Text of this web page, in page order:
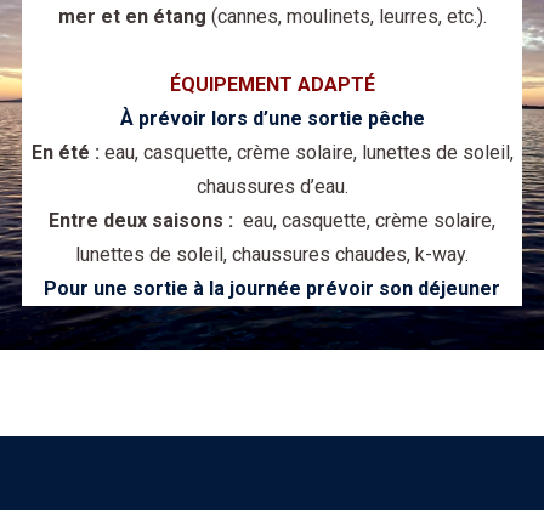
mer et en étang (cannes, moulinets, leurres, etc.).
ÉQUIPEMENT ADAPTÉ
À prévoir lors d’une sortie pêche
En été : eau, casquette, crème solaire, lunettes de soleil,
chaussures d’eau.
Entre deux saisons : eau, casquette, crème solaire,
lunettes de soleil, chaussures chaudes, k-way.
Pour une sortie à la journée prévoir son déjeuner